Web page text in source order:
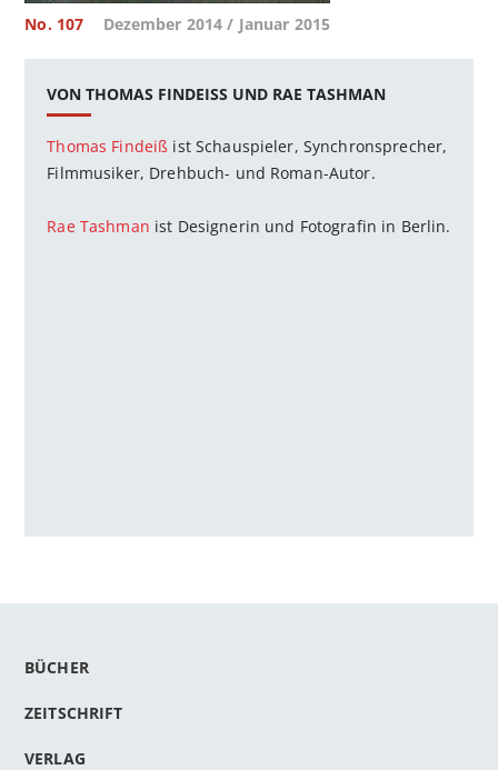
No. 107 Dezember 2014 / Januar 2015
VON THOMAS FINDEISS UND RAE TASHMAN
Thomas Findeiß ist Schauspieler, Synchronsprecher,
Filmmusiker, Drehbuch- und Roman-Autor.
Rae Tashman ist Designerin und Fotografin in Berlin.
BÜCHER
ZEITSCHRIFT
VERLAG